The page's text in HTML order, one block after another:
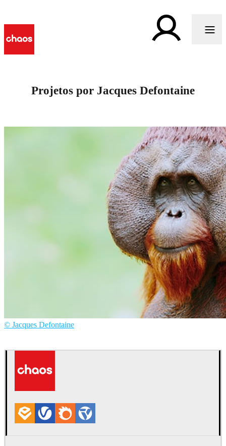
Projetos por Jacques Defontaine
© Jacques Defontaine